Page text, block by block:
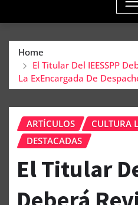
Home
El Titular Del IEESSPP
La ExEncargada De
ARTÍCULOS
CULTURA
DESTACADAS
El Titular